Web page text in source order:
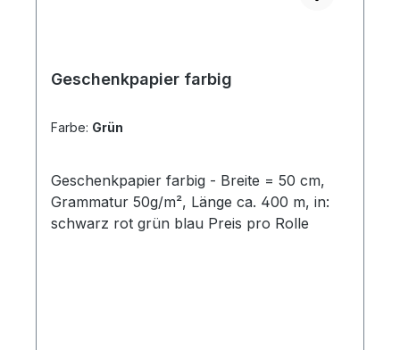
Geschenkpapier farbig
Farbe: Grün
Geschenkpapier farbig - Breite = 50 cm,
Grammatur 50g/m², Länge ca. 400 m, in:
schwarz rot grün blau Preis pro Rolle